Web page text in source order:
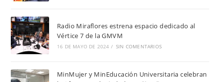
Radio Miraflores estrena espacio dedicado al
Vértice 7 de la GMVM
16 DE MAYO DE 2024 / SIN COMENTARIOS
MinMujer y MinEducación Universitaria celebran